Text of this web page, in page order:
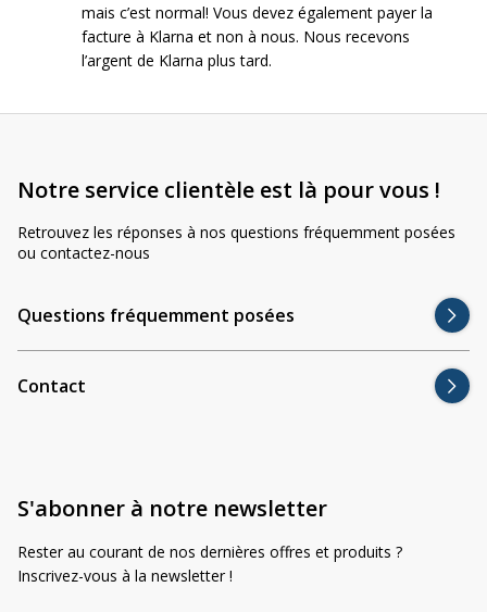
Questions fréquemment posées
09 70 24 66 76
[email protected]
mais c’est normal! Vous devez également payer la
facture à Klarna et non à nous. Nous recevons
l’argent de Klarna plus tard.
Notre service clientèle est là pour vous !
Retrouvez les réponses à nos questions fréquemment posées
ou contactez-nous
Questions fréquemment posées
Contact
S'abonner à notre newsletter
Rester au courant de nos dernières offres et produits ?
Inscrivez-vous à la newsletter !